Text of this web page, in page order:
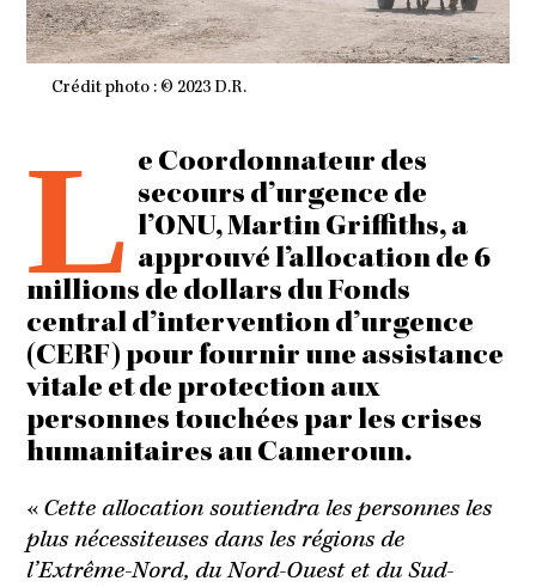
Crédit photo : © 2023 D.R.
L e Coordonnateur des
secours d’urgence de
l’ONU, Martin Griffiths, a
approuvé l’allocation de 6
millions de dollars du Fonds
central d’intervention d’urgence
(CERF) pour fournir une assistance
vitale et de protection aux
personnes touchées par les crises
humanitaires au Cameroun.
« Cette allocation soutiendra les personnes les
plus nécessiteuses dans les régions de
l’Extrême-Nord, du Nord-Ouest et du Sud-